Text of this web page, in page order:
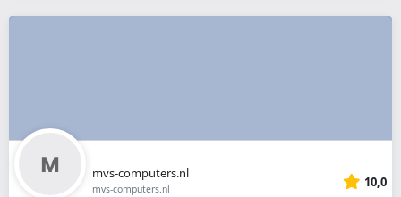
mvs-computers.nl
mvs-computers.nl 10,0